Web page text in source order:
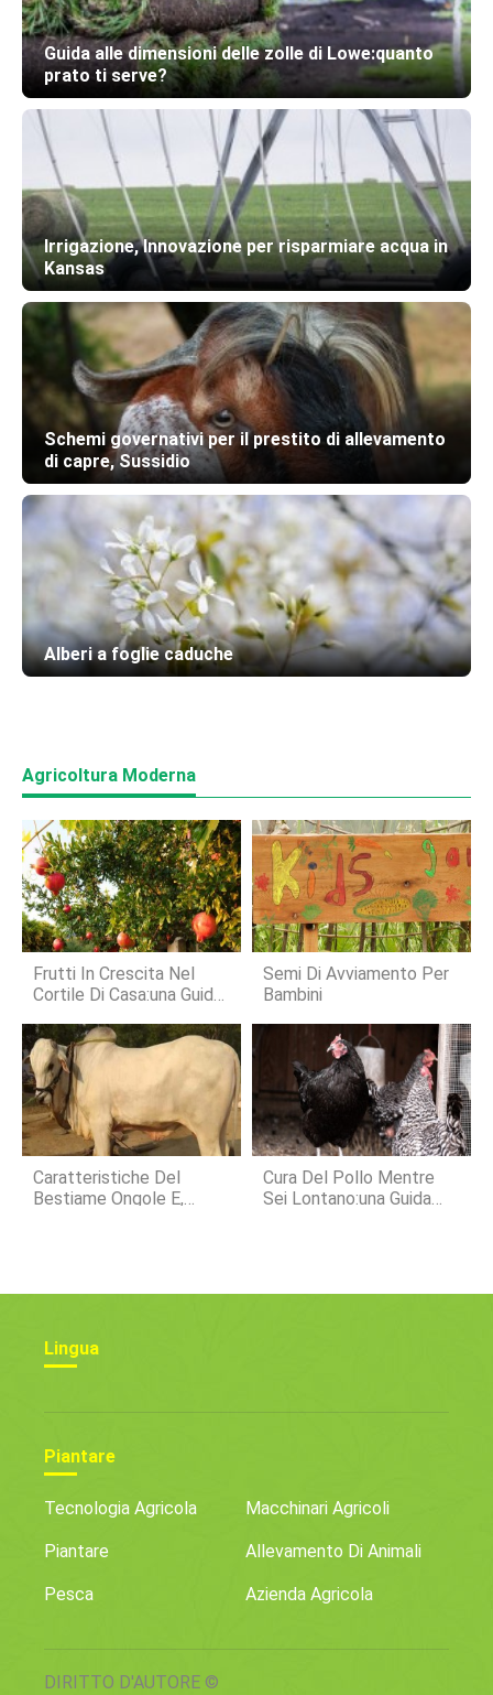
Guida alle dimensioni delle zolle di Lowe:quanto
prato ti serve?
Irrigazione, Innovazione per risparmiare acqua in
Kansas
Schemi governativi per il prestito di allevamento
di capre, Sussidio
Alberi a foglie caduche
Agricoltura Moderna
Frutti In Crescita Nel
Cortile Di Casa:una Guida
Semi Di Avviamento Per
Bambini
Caratteristiche Del
Bestiame Ongole E,
Cura Del Pollo Mentre
Sei Lontano:una Guida
Lingua
Piantare
Tecnologia Agricola Macchinari Agricoli
Piantare Allevamento Di Animali
Pesca Azienda Agricola
DIRITTO D'AUTORE ©